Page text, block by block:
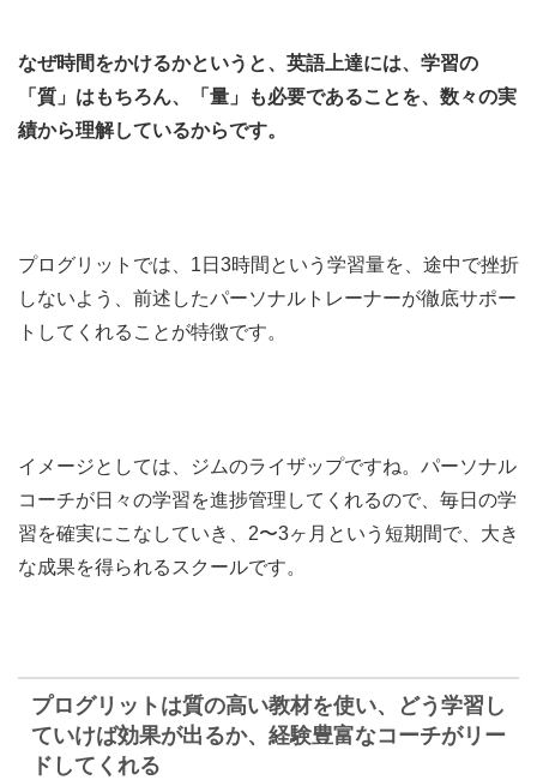
なぜ時間をかけるかというと、英語上達には、学習の
「質」はもちろん、「量」も必要であることを、数々の実
績から理解しているからです。
プログリットでは、1日3時間という学習量を、途中で挫折
しないよう、前述したパーソナルトレーナーが徹底サポー
トしてくれることが特徴です。
イメージとしては、ジムのライザップですね。パーソナル
コーチが日々の学習を進捗管理してくれるので、毎日の学
習を確実にこなしていき、2〜3ヶ月という短期間で、大き
な成果を得られるスクールです。
プログリットは質の高い教材を使い、どう学習し
ていけば効果が出るか、経験豊富なコーチがリー
ドしてくれる